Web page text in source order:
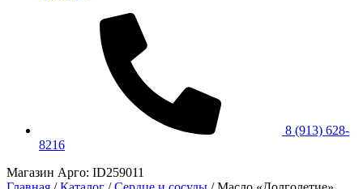
8 (913) 628-
8216
Магазин Арго: ID259011